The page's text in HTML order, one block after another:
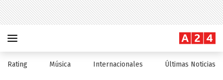
Rating Música Internacionales Últimas Noticias